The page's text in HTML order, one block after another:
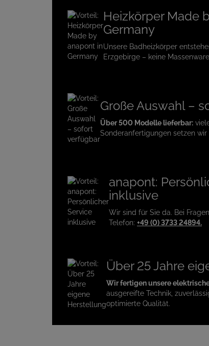
Heizkörper Made
Germany
Unsere Badheizkörper
Erzgebirge – keine Massenware,
Große Auswahl –
Über 500 Modelle lieferbar:
Sonderanfertigungen setzen
anapont:
inklusive
Wir sind für Sie da. Bei
Telefon: +49 (0) 3733 24894.
Über 25 Jahre
Wir fertigen unsere
ausgereifte Technik,
optimierte Qualität.